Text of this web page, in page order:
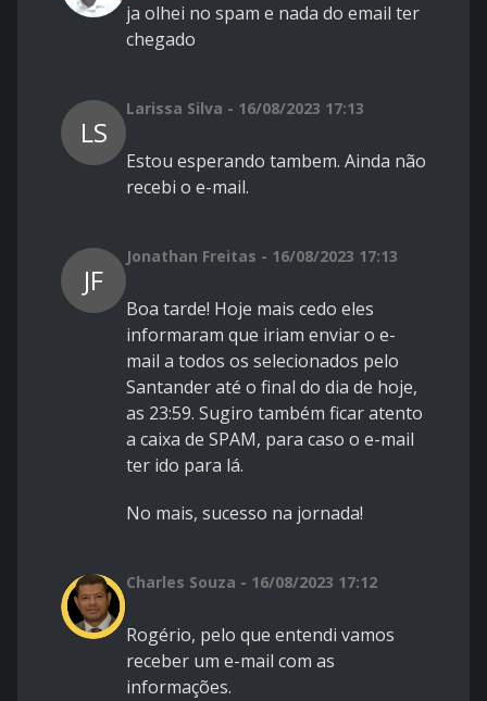
ja olhei no spam e nada do email ter
chegado
LS
Larissa Silva - 16/08/2023 17:13
Estou esperando tambem. Ainda não
recebi o e-mail.
JF
Jonathan Freitas - 16/08/2023 17:13
Boa tarde! Hoje mais cedo eles
informaram que iriam enviar o e-
mail a todos os selecionados pelo
Santander até o final do dia de hoje,
as 23:59. Sugiro também ficar atento
a caixa de SPAM, para caso o e-mail
ter ido para lá.
No mais, sucesso na jornada!
Charles Souza - 16/08/2023 17:12
Rogério, pelo que entendi vamos
receber um e-mail com as
informações.